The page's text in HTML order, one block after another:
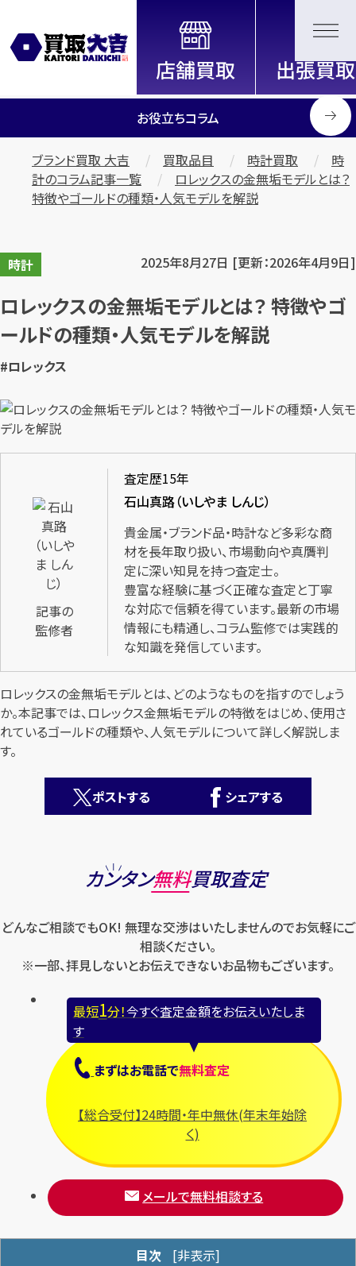
全国2000店舗以上展開中！
信頼と実績の買取専門店「買取大
吉」
最短1 分！今すぐ査定金額をお伝えいたします
まずはお電話で無料査定
【総合受付】24時間・年中無休(年末年始除く)
メールで無料相談する
お役立ちコラム
ブランド買取 大吉 買取品目 時計買取
時
計のコラム記事一覧
ロレックスの金無垢モデルとは？
特徴やゴールドの種類・人気モデルを解説
時計 2025年8月27日 [更新：2026年4月9日]
ロレックスの金無垢モデルとは？ 特徴やゴ
ールドの種類・人気モデルを解説
#ロレックス
記事の
監修者
査定歴15年
石山真路（いしやま しんじ）
貴金属・ブランド品・時計など多彩な商
材を長年取り扱い、市場動向や真贋判
定に深い知見を持つ査定士。
豊富な経験に基づく正確な査定と丁寧
な対応で信頼を得ています。最新の市場
情報にも精通し、コラム監修では実践的
な知識を発信しています。
ロレックスの金無垢モデルとは、どのようなものを指すのでしょう
か。本記事では、ロレックス金無垢モデルの特徴をはじめ、使用さ
れているゴールドの種類や、人気モデルについて詳しく解説しま
す。
ポストする シェアする
カンタン無料買取査定
どんなご相談でもOK! 無理な交渉はいたしませんのでお気軽にご
相談ください。
※一部、拝見しないとお伝えできないお品物もございます。
最短1分！今すぐ査定金額をお伝えいたしま
す
まずはお電話で無料査定
【総合受付】24時間・年中無休(年末年始除
く)
メールで無料相談する
目次 [非表示]